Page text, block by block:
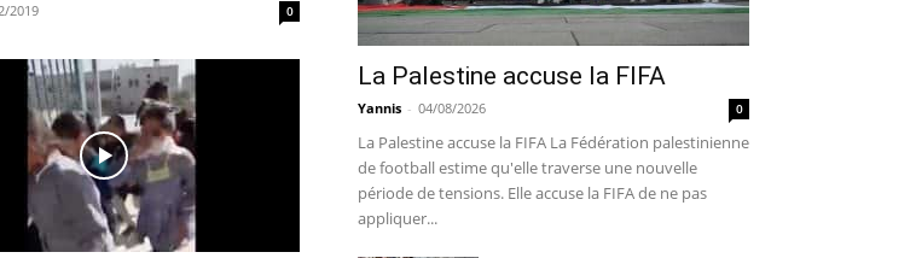
2019 0
La Palestine accuse la FIFA
Yannis - 04/08/2026 0
La Palestine accuse la FIFA La Fédération palestinienne
de football estime qu'elle traverse une nouvelle
période de tensions. Elle accuse la FIFA de ne pas
appliquer...